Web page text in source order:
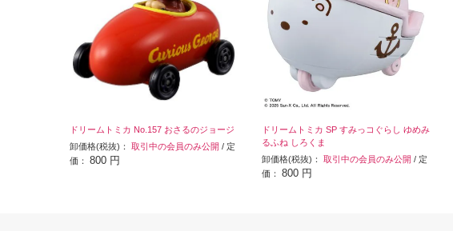
ドリームトミカ No.157 おさるのジョージ
卸価格(税抜)： 取引中の会員のみ公開 / 定
価： 800 円
ドリームトミカ SP すみっコぐらし ゆめみ
るふね しろくま
卸価格(税抜)： 取引中の会員のみ公開 / 定
価： 800 円